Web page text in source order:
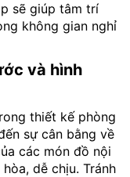
sẽ giúp tâm trí
không gian nghỉ
và hình
thiết kế phòng
sự cân bằng về
các món đồ nội
dễ chịu. Tránh